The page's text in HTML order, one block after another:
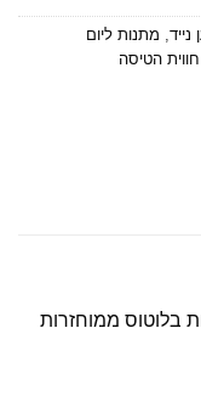
נייד מתנות ליום
הטיסה